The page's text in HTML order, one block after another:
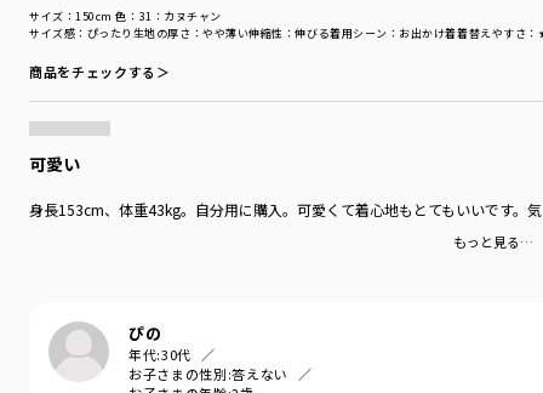
サイズ感 ：ぴったり 生地の厚さ ：やや薄い伸縮性 ：伸びる着用シーン ：お出かけ着着替えやすさ
サイズ：150cm 色：31：カヌチャン
商品をチェックする＞
可愛い
身長153cm、体重43kg。自分用に購入。可愛くて着心地もとてもいいです。
もっと見る…
ぴの
年代:30代
お子さまの性別:答えない